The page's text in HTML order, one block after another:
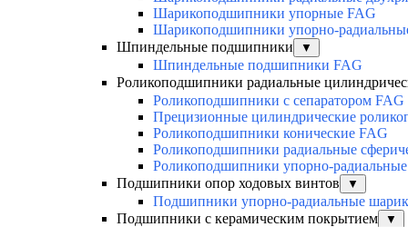
Шарикоподшипники упорные FAG
Шарикоподшипники упорно-
Шпиндельные подшипники
▼
Шпиндельные подшипники FAG
Роликоподшипники радиальные
Роликоподшипники с сепаратором FAG
Прецизионные цилиндрические
Роликоподшипники конические FAG
Роликоподшипники радиальные
Роликоподшипники упорно-
Подшипники опор ходовых винтов
▼
Подшипники упорно-радиальные
Подшипники с керамическим покрытием
▼